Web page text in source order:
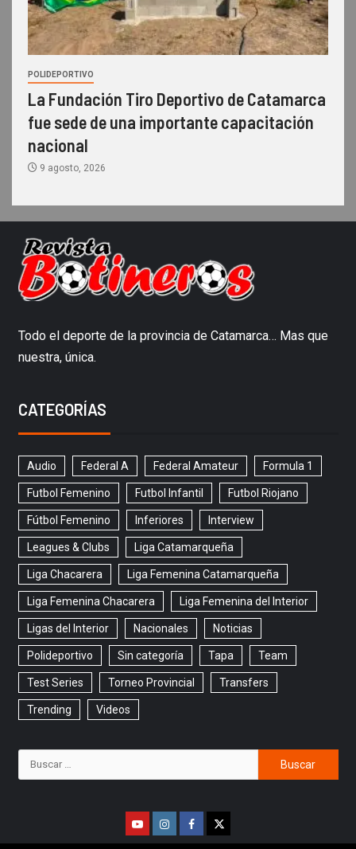
POLIDEPORTIVO
La Fundación Tiro Deportivo de Catamarca
fue sede de una importante capacitación
nacional
9 agosto, 2026
Todo el deporte de la provincia de Catamarca… Mas que
nuestra, única.
CATEGORÍAS
Audio Federal A Federal Amateur Formula 1
Futbol Femenino Futbol Infantil Futbol Riojano
Fútbol Femenino Inferiores Interview
Leagues & Clubs Liga Catamarqueña
Liga Chacarera Liga Femenina Catamarqueña
Liga Femenina Chacarera Liga Femenina del Interior
Ligas del Interior Nacionales Noticias
Polideportivo Sin categoría Tapa Team
Test Series Torneo Provincial Transfers
Trending Videos